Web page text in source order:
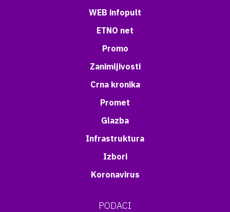
WEB infopult
ETNO net
Promo
Zanimljivosti
Crna kronika
Promet
Glazba
Infrastruktura
Izbori
Koronavirus
PODACI